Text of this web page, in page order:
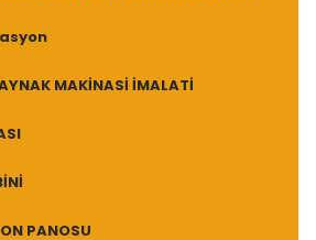
MAKİNASİ İMALATİ
PANOSU